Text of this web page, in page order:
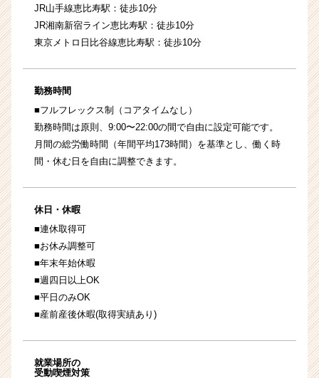
JR山手線恵比寿駅：徒歩10分
JR湘南新宿ライン恵比寿駅：徒歩10分
東京メトロ日比谷線恵比寿駅：徒歩10分
勤務時間
■フルフレックス制（コアタイムなし）
勤務時間は原則、9:00〜22:00の間で自由に設定可能です。
月間の総労働時間（年間平均173時間）を基準とし、働く時
間・休む日を自由に調整できます。
休日・休暇
■連休取得可
■お休み調整可
■年末年始休暇
■週四日以上OK
■平日のみOK
■産前産後休暇(取得実績あり)
就業場所の
受動喫煙対策